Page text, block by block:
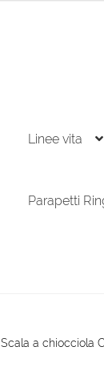
Linee vita
Parapetti
Scala a chiocciola